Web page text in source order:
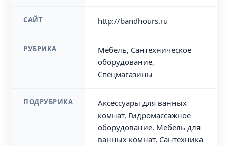
САЙТ http://bandhours.ru
РУБРИКА
Мебель, Сантехническое
оборудование,
Спецмагазины
ПОДРУБРИКА
Аксессуары для ванных
комнат, Гидромассажное
оборудование, Мебель для
ванных комнат, Сантехника